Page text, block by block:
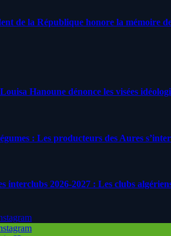
de la République honore la mémoire
Hanoune dénonce les visées
: Les producteurs des Aures
interclubs 2026-2027 : Les clubs